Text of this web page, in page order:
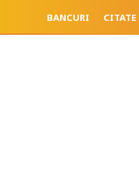
BANCURI CITATE